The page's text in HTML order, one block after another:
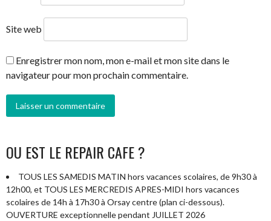
Site web
Enregistrer mon nom, mon e-mail et mon site dans le
navigateur pour mon prochain commentaire.
OU EST LE REPAIR CAFE ?
TOUS LES SAMEDIS MATIN hors vacances scolaires, de 9h30 à
12h00, et TOUS LES MERCREDIS APRES-MIDI hors vacances
scolaires de 14h à 17h30 à Orsay centre (plan ci-dessous).
OUVERTURE exceptionnelle pendant JUILLET 2026